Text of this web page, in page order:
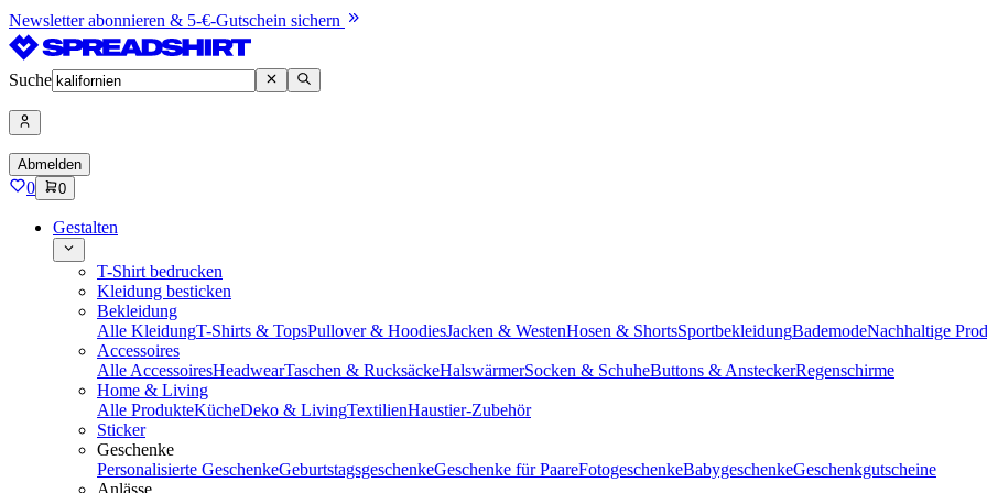
Newsletter abonnieren & 5-€-Gutschein sichern
Suche
Abmelden
0 0
Gestalten
T-Shirt bedrucken
Kleidung besticken
Bekleidung
Alle KleidungT-Shirts & TopsPullover & HoodiesJacken & WestenHosen & ShortsSportbekleidungBademodeNachhaltige
Accessoires
Alle AccessoiresHeadwearTaschen & RucksäckeHalswärmerSocken & SchuheButtons & AnsteckerRegenschirme
Home & Living
Alle ProdukteKücheDeko & LivingTextilienHaustier-Zubehör
Sticker
Geschenke
Personalisierte GeschenkeGeburtstagsgeschenkeGeschenke für PaareFotogeschenkeBabygeschenkeGeschenkgutscheine